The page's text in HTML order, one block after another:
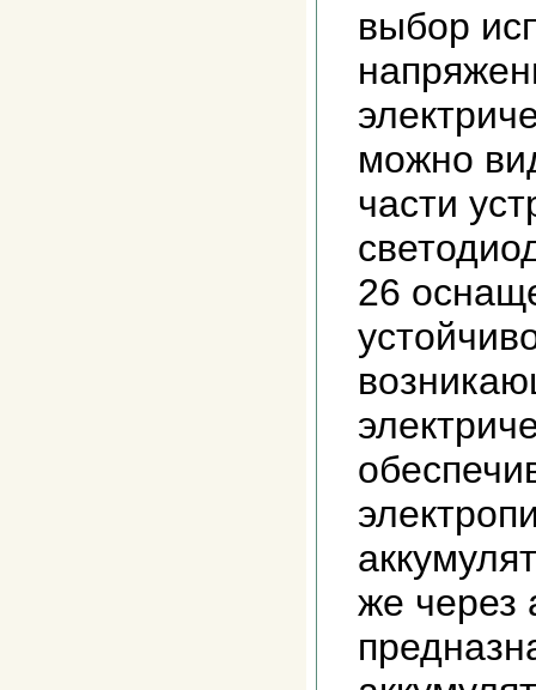
выбор
можно
части
26
же через